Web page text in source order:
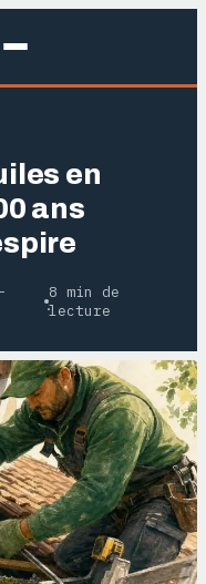
en
ans
·
8 min de
lecture